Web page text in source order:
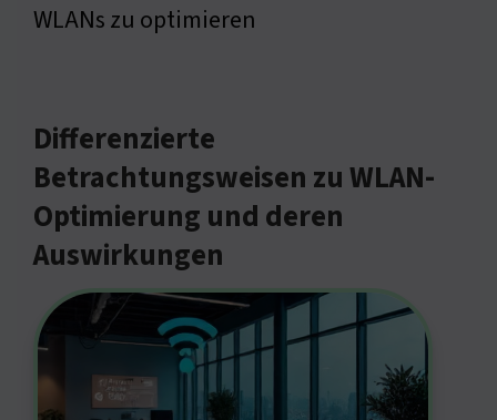
WLANs zu optimieren
Differenzierte
Betrachtungsweisen zu WLAN-
Optimierung und deren
Auswirkungen